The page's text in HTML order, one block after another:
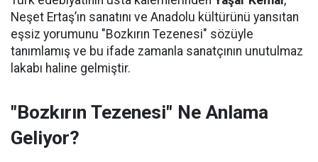
Neşet Ertaş’ın sanatını ve Anadolu kültürünü yansıtan
eşsiz yorumunu "Bozkırın Tezenesi" sözüyle
tanımlamış ve bu ifade zamanla sanatçının unutulmaz
lakabı haline gelmiştir.
"Bozkırın Tezenesi" Ne Anlama
Geliyor?